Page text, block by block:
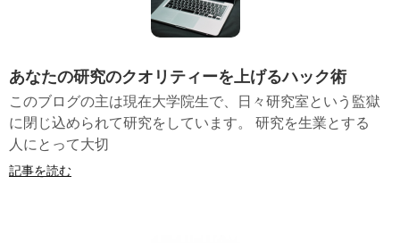
あなたの研究のクオリティーを上げるハック術
このブログの主は現在大学院生で、日々研究室という監獄
に閉じ込められて研究をしています。 研究を生業とする
人にとって大切
記事を読む